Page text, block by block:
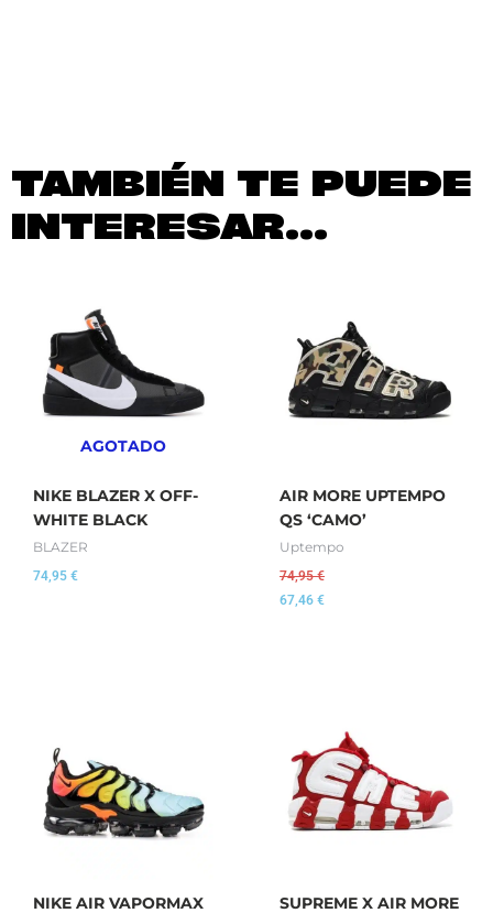
TAMBIÉN TE PUEDE
INTERESAR...
AGOTADO
NIKE BLAZER X OFF-
WHITE BLACK
BLAZER
74,95 €
AIR MORE UPTEMPO
QS ‘CAMO’
Uptempo
74,95€
67,46 €
NIKE AIR VAPORMAX
SUPREME X AIR MORE